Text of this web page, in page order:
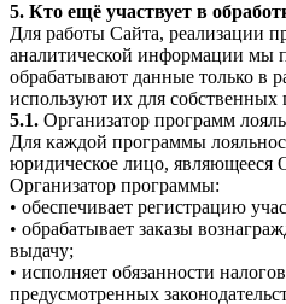
5. Кто ещё участвует в
Для работы Сайта, реализации
аналитической информации мы
обрабатывают данные только в
используют их для собственных
5.1. Организатор программ
Для каждой программы
юридическое лицо, являющееся
Организатор программы:
• обеспечивает регистрацию
• обрабатывает заказы
выдачу;
• исполняет обязанности
предусмотренных